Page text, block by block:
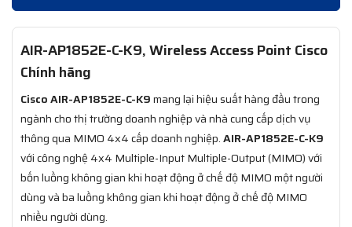
AIR-AP1852E-C-K9, Wireless Access Point Cisco
Chính hãng
Cisco AIR-AP1852E-C-K9mang lại hiệu suất hàng đầu trong
ngành cho thị trường doanh nghiệp và nhà cung cấp dịch vụ
thông qua MIMO 4x4 cấp doanh nghiệp.AIR-AP1852E-C-K9
với công nghệ 4x4 Multiple-Input Multiple-Output (MIMO) với
bốn luồng không gian khi hoạt động ở chế độ MIMO một người
dùng và ba luồng không gian khi hoạt động ở chế độ MIMO
nhiều người dùng.